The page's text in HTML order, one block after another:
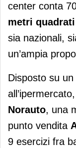
center conta
metri
sia nazionali,
un’ampia
Disposto su
Norauto, una
punto vendita
9 esercizi fra